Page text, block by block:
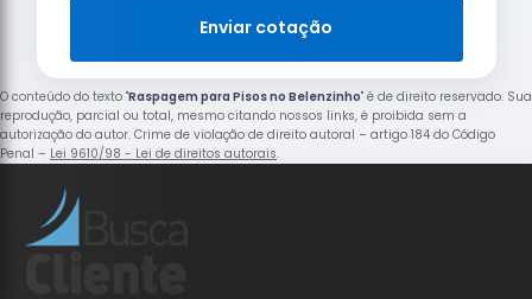
Enviar cotação
O conteúdo do texto "Raspagem para Pisos no Belenzinho" é de direito reservado. Sua
reprodução, parcial ou total, mesmo citando nossos links, é proibida sem a
autorização do autor. Crime de violação de direito autoral – artigo 184 do Código
Penal – Lei 9610/98 - Lei de direitos autorais.